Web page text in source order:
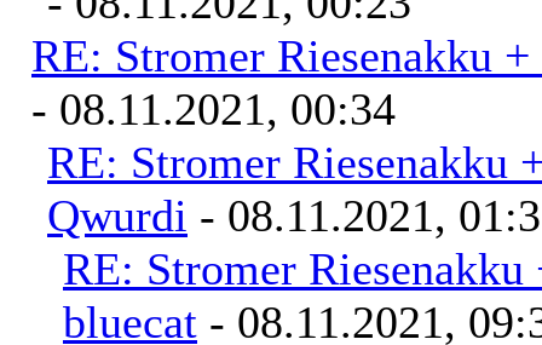
RE: Stromer Riesenakku
- 08.11.2021, 00:34
RE: Stromer Riesenakku
Qwurdi - 08.11.2021,
RE: Stromer
bluecat - 08.11.2021,